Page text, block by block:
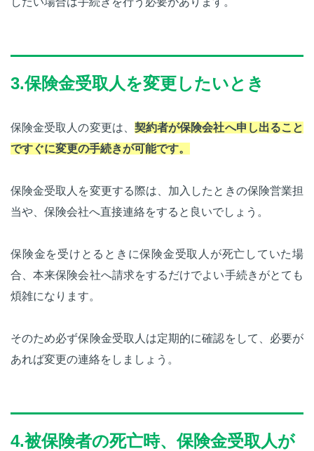
3.保険金受取人を変更したいとき
保険金受取人の変更は、 契約者が保険会社へ申し出ること
ですぐに変更の手続きが可能です。
保険金受取人を変更する際は、加入したときの保険営業担
当や、保険会社へ直接連絡をすると良いでしょう。
保険金を受けとるときに保険金受取人が死亡していた場
合、本来保険会社へ請求をするだけでよい手続きがとても
煩雑になります。
そのため必ず保険金受取人は定期的に確認をして、必要が
あれば変更の連絡をしましょう。
4.被保険者の死亡時、保険金受取人が